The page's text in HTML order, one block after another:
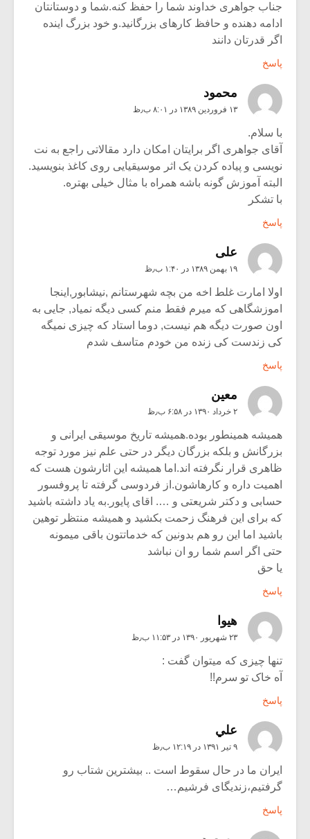
جناب جواهری خداوند شما را حفظ کنه.شما و دوستانتان
ادامه دهنده و حافظ کارهای بزرگانید.و خود بزرگ اینده
اگر قدرتان دانند
پاسخ
محمود
۱۳ فروردین ۱۳۸۹ در ۸:۰۱ ب٫ظ
با سلام.
آقای جواهری اگر برایتان امکان دارد مقالاتی راجع به نت
نویسی و پیاده کردن یک اثر موسیقیایی روی کاغذ بنویسید.
البته آموزش گونه باشه همراه با مثال خیلی بهتره.
با تشکر
پاسخ
علی
۱۹ بهمن ۱۳۸۹ در ۱:۴۰ ب٫ظ
اولا امارت غلط اخه من بچه شهرستانم ,نیشابور,اینجا
اموزشگاهی که میرم فقط منم کسی دیگه نمیاد, جایی به
اون صورت دیگه هم نیست, دوما استاد که چیزی نمیگه
کی زندست کی زنده من خودم متاسف شدم
پاسخ
معین
۲ خرداد ۱۳۹۰ در ۶:۵۸ ب٫ظ
همیشه همینطور بوده.همیشه تاریخ موسیقی ایرانی و
بزرگانش و بلکه بزرگان دیگر در حتی علم نیز مورد توجه
ظاهری قرار نگرفته اند.اما همیشه این اثارشون هست که
اهمیت داره و کارهاشون.از فردوسی گرفته تا پروفسور
حسابی و دکتر شریعتی و …. اقای پایور.به یاد داشته باشید
که برای این فرهنگ زحمت بکشید و همیشه منتظر توهین
باشید اما این رو هم بدونین که خدماتتون باقی میمونه
حتی اگر اسم شما رو ان نباشد
یا حق
پاسخ
هیوا
۲۳ شهریور ۱۳۹۰ در ۱۱:۵۳ ب٫ظ
تنها چیزی که میتوان گفت :
آه خاک تو سرم!!
پاسخ
علي
۹ تیر ۱۳۹۱ در ۱۲:۱۹ ب٫ظ
ایران ما در حال سقوط است .. بیشترین شتاب رو
گرفتیم،زندیگای فرشیم…
پاسخ